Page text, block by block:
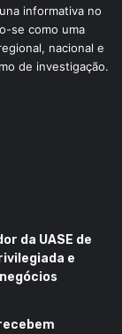
informativa no
se como uma
nacional e
de investigação.
da UASE de
e